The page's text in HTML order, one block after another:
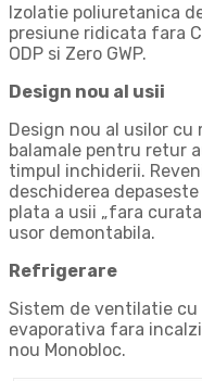
Izolatie poliuretanica
presiune ridicata fara
ODP si Zero GWP.
Design nou al usii
Design nou al usilor cu
balamale pentru retur
timpul inchiderii.
deschiderea
plata a usii „fara
usor demontabila.
Refrigerare
Sistem de ventilatie
evaporativa fara
nou Monobloc.